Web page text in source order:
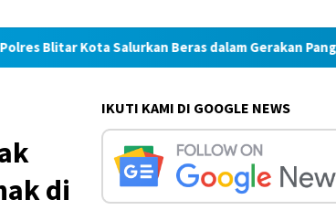
Beras dalam Gerakan Pangan Murah
di
IKUTI KAMI DI GOOGLE NEWS